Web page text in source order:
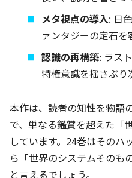
メタ視点の導入: 日
ァンタジーの定石を
認識の再構築: ラス
特権意識を揺さぶり
本作は、読者の知性を物語
で、単なる鑑賞を超えた「
しています。24巻はそのハ
ら「世界のシステムそのも
と言えるでしょう。